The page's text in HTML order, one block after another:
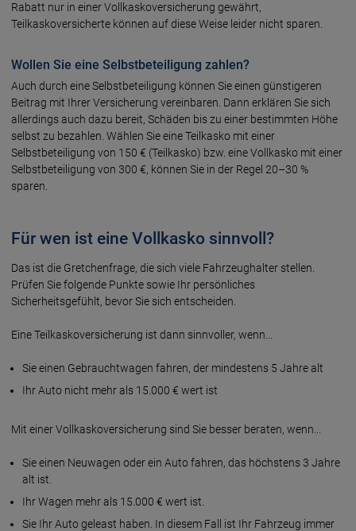
Rabatt nur in einer Vollkaskoversicherung gewährt,
Teilkaskoversicherte können auf diese Weise leider nicht sparen.
Wollen Sie eine Selbstbeteiligung zahlen?
Auch durch eine Selbstbeteiligung können Sie einen günstigeren
Beitrag mit Ihrer Versicherung vereinbaren. Dann erklären Sie sich
allerdings auch dazu bereit, Schäden bis zu einer bestimmten Höhe
selbst zu bezahlen. Wählen Sie eine Teilkasko mit einer
Selbstbeteiligung von 150 € (Teilkasko) bzw. eine Vollkasko mit einer
Selbstbeteiligung von 300 €, können Sie in der Regel 20–30 %
sparen.
Für wen ist eine Vollkasko sinnvoll?
Das ist die Gretchenfrage, die sich viele Fahrzeughalter stellen.
Prüfen Sie folgende Punkte sowie Ihr persönliches
Sicherheitsgefühlt, bevor Sie sich entscheiden.
Eine Teilkaskoversicherung ist dann sinnvoller, wenn...
Sie einen Gebrauchtwagen fahren, der mindestens 5 Jahre alt
Ihr Auto nicht mehr als 15.000 € wert ist
Mit einer Vollkaskoversicherung sind Sie besser beraten, wenn...
Sie einen Neuwagen oder ein Auto fahren, das höchstens 3 Jahre
alt ist.
Ihr Wagen mehr als 15.000 € wert ist.
Sie Ihr Auto geleast haben. In diesem Fall ist Ihr Fahrzeug immer